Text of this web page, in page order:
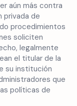
aún más contra
privada de
procedimientos
soliciten
legalmente
el titular de la
su institución
que
políticas de